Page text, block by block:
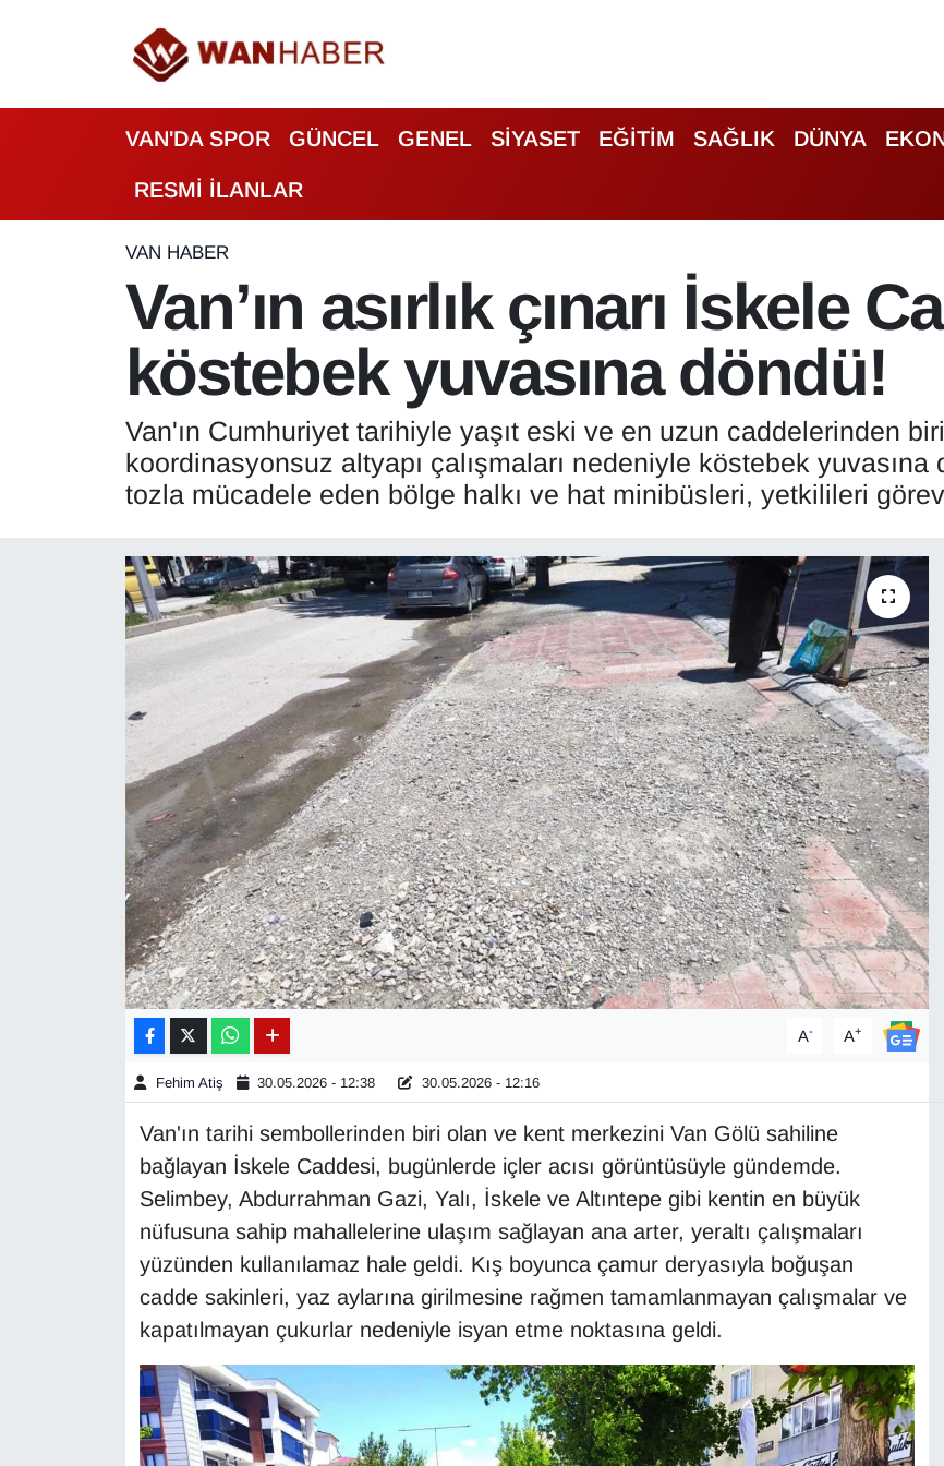
VAN'DA SPOR GÜNCEL GENEL SİYASET EĞİTİM SAĞLIK DÜNYA
RESMİ İLANLAR
VAN HABER
Van’ın asırlık çınarı İskele
köstebek yuvasına döndü!
Van'ın Cumhuriyet tarihiyle yaşıt eski ve en uzun caddelerinden
koordinasyonsuz altyapı çalışmaları nedeniyle köstebek
tozla mücadele eden bölge halkı ve hat minibüsleri, yetkilileri
A- A+
Fehim Atiş 30.05.2026 - 12:38 30.05.2026 - 12:16
Van'ın tarihi sembollerinden biri olan ve kent merkezini Van Gölü sahiline
bağlayan İskele Caddesi, bugünlerde içler acısı görüntüsüyle gündemde.
Selimbey, Abdurrahman Gazi, Yalı, İskele ve Altıntepe gibi kentin en büyük
nüfusuna sahip mahallelerine ulaşım sağlayan ana arter, yeraltı çalışmaları
yüzünden kullanılamaz hale geldi. Kış boyunca çamur deryasıyla boğuşan
cadde sakinleri, yaz aylarına girilmesine rağmen tamamlanmayan çalışmalar ve
kapatılmayan çukurlar nedeniyle isyan etme noktasına geldi.
ASAYİŞ
BİLİM VE TEKNOLOJİ
Biyografi
Bölge Haberleri
Deprem
Dernekler, Odalar
DÜNYA
EĞİTİM
EKONOMİ
Eleman
En çok konuşulanlar
GENEL
HABERDE İNSAN
Kamu Alımları
Kim Kimdir?
Kültür & Sanat
Van Nöbetçi Eczaneler
Van Hava Durumu
Van Namaz Vakitleri
Van Trafik Yoğunluk Haritası
Süper Lig Puan Durumu ve Fikstür
Tüm Manşetler
Son Dakika Haberleri
Haber Arşivi